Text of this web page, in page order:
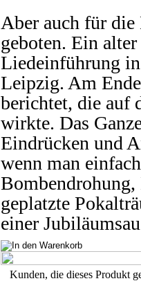
Aber auch für
geboten. Ein
Liedeinführung
Leipzig. Am
berichtet, die auf
wirkte. Das
Eindrücken und
wenn man
geplatzte
einer
Kunden, die dieses Produkt